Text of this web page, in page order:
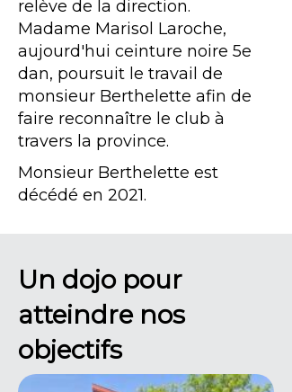
relève de la direction.
Madame Marisol Laroche,
aujourd'hui ceinture noire 5e
dan, poursuit le travail de
monsieur Berthelette afin de
faire reconnaître le club à
travers la province.
Monsieur Berthelette est
décédé en 2021.
Un dojo pour
atteindre nos
objectifs